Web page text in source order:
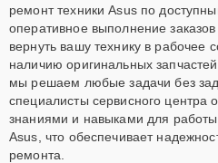
ремонт техники Asus по
оперативное выполнение
вернуть вашу технику в рабочее
наличию оригинальных
мы решаем любые задачи без
специалисты сервисного
знаниями и навыками для
Asus, что обеспечивает
ремонта.